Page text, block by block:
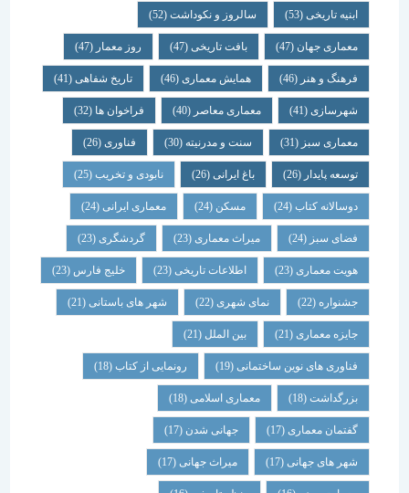
ابنیه تاریخی(53) سالروز و نکوداشت(52)
معماری جهان (47) بافت تاریخی(47) روز معمار(47)
فرهنگ و هنر(46) همایش معماری (46) تاریخ شفاهی (41)
شهرسازی(41) معماری معاصر(40) فراخوان ها (32)
معماری سبز(31) سنت و مدرنیته(30) فناوری (26)
توسعه پایدار(26) باغ ایرانی(26) نابودی و تخریب(25)
دوسالانه کتاب(24) مسکن (24) معماری ایرانی(24)
فضای سبز(24) میراث معماری (23) گردشگری (23)
هویت معماری (23) اطلاعات تاریخی(23) خلیج فارس(23)
جشنواره(22) نمای شهری(22) شهر های باستانی (21)
جایزه معماری (21) بین الملل(21)
فناوری های نوین ساختمانی(19) رونمایی از کتاب (18)
بزرگداشت (18) معماری اسلامی(18)
گفتمان معماری (17) جهانی شدن(17)
شهر های جهانی(17) میراث جهانی(17)